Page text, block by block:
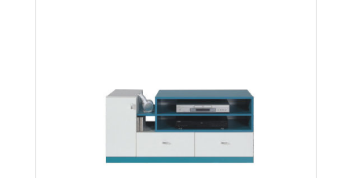
Mati K2S
Więcej